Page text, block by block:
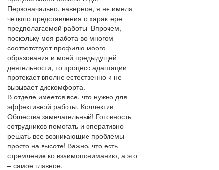
Первоначально, наверное, я не имела
четкого представления о характере
предполагаемой работы. Впрочем,
поскольку моя работа во многом
соответствует профилю моего
образования и моей предыдущей
деятельности, то процесс адаптации
протекает вполне естественно и не
вызывает дискомфорта.
В отделе имеется все, что нужно для
эффективной работы. Коллектив
Общества замечательный! Готовность
сотрудников помогать и оперативно
решать все возникающие проблемы
просто на высоте! Важно, что есть
стремление ко взаимопониманию, а это
– самое главное.